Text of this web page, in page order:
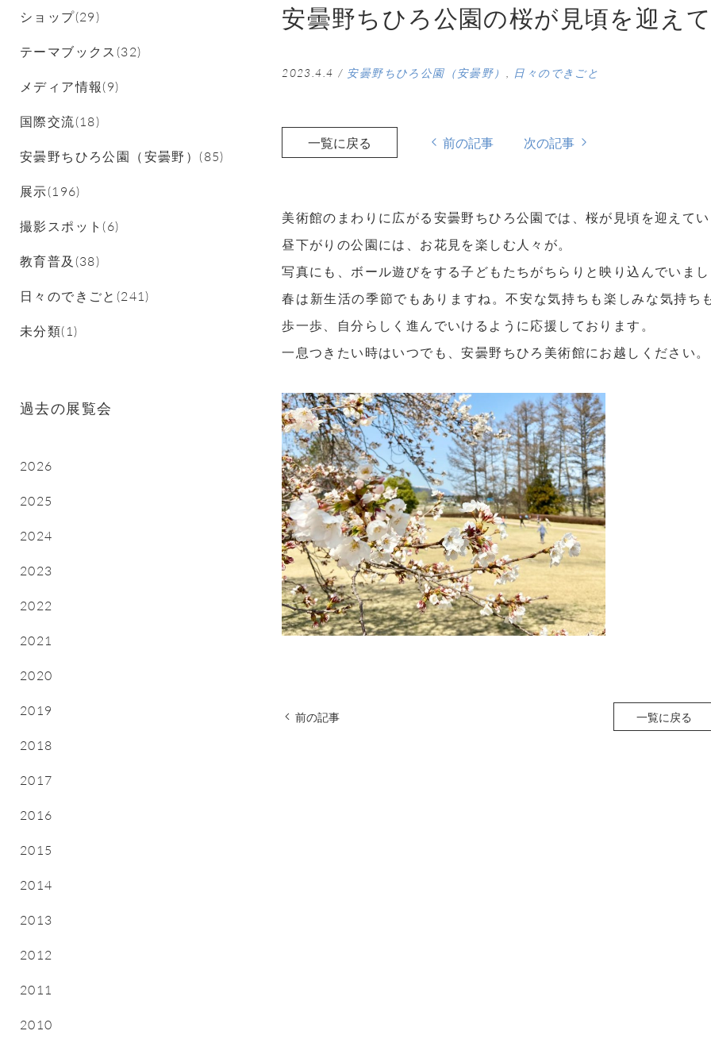
安曇野ちひろ公園の桜が見頃を迎え
2023.4.4 / 安曇野ちひろ公園（安曇野） , 日々のできごと
一覧に戻る 前の記事 次の記事
美術館のまわりに広がる安曇野ちひろ公園では、桜が見頃を迎えて
昼下がりの公園には、お花見を楽しむ人々が。
写真にも、ボール遊びをする子どもたちがちらりと映り込んでいま
春は新生活の季節でもありますね。不安な気持ちも楽しみな気持ち
歩一歩、自分らしく進んでいけるように応援しております。
一息つきたい時はいつでも、安曇野ちひろ美術館にお越しください。
前の記事 一覧に戻る
ショップ(29)
テーマブックス(32)
メディア情報(9)
国際交流(18)
安曇野ちひろ公園（安曇野）(85)
展示(196)
撮影スポット(6)
教育普及(38)
日々のできごと(241)
未分類(1)
過去の展覧会
2026
2025
2024
2023
2022
2021
2020
2019
2018
2017
2016
2015
2014
2013
2012
2011
2010